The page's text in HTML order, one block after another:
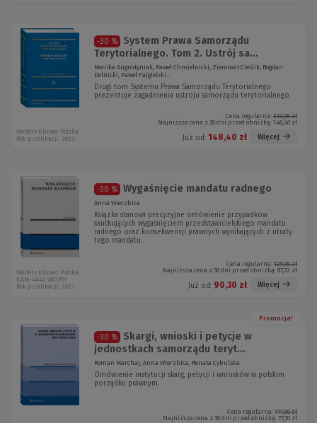
-30 %
System Prawa Samorządu
Terytorialnego. Tom 2. Ustrój sa...
Monika Augustyniak, Paweł Chmielnicki, Ziemowit Cieślik, Bogdan
Dolnicki, Paweł Fajgielski...
Drugi tom Systemu Prawa Samorządu Terytorialnego
prezentuje zagadnienia ustroju samorządu terytorialnego
Cena regularna: 212,00 zł
Najniższa cena z 30 dni przed obniżką: 148,40 zł
Już od: 148,40 zł Więcej
Wolters Kluwer Polska
Rok publikacji: 2022
-30 % Wygaśnięcie mandatu radnego
Anna Wierzbica
Książka stanowi precyzyjne omówienie przypadków
skutkujących wygaśnięciem przedstawicielskiego mandatu
radnego oraz konsekwencji prawnych wynikających z utraty
tego mandatu.
Cena regularna: 129,00 zł
Najniższa cena z 30 dni przed obniżką: 87,72 zł
Już od: 90,30 zł Więcej
Wolters Kluwer Polska
KAM-4442 W01P01
Rok publikacji: 2021
Promocja!
-30 %
Skargi, wnioski i petycje w
jednostkach samorządu teryt...
Roman Marchaj, Anna Wierzbica, Renata Cybulska
Omówienie instytucji skarg, petycji i wniosków w polskim
porządku prawnym.
Cena regularna: 111,00 zł
Najniższa cena z 30 dni przed obniżką: 77,70 zł